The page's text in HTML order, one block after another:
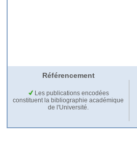
Référencement
Les publications encodées
constituent la bibliographie académique
de l'Université.